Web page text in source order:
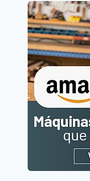
TÁBUA
DE
CORTE?